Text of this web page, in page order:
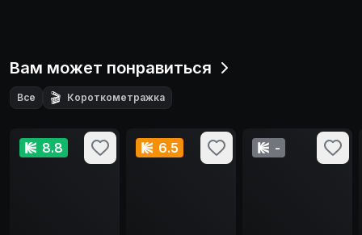
Вам может понравиться
Все 🎬 Короткометражка
8.8 6.5 -